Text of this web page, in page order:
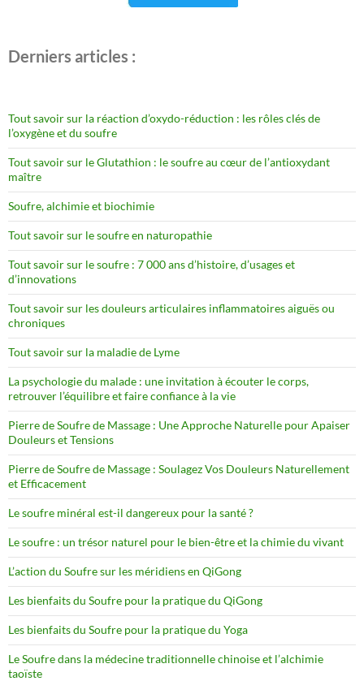
Derniers articles :
Tout savoir sur la réaction d’oxydo-réduction : les rôles clés de
l’oxygène et du soufre
Tout savoir sur le Glutathion : le soufre au cœur de l’antioxydant
maître
Soufre, alchimie et biochimie
Tout savoir sur le soufre en naturopathie
Tout savoir sur le soufre : 7 000 ans d’histoire, d’usages et
d’innovations
Tout savoir sur les douleurs articulaires inflammatoires aiguës ou
chroniques
Tout savoir sur la maladie de Lyme
La psychologie du malade : une invitation à écouter le corps,
retrouver l’équilibre et faire confiance à la vie
Pierre de Soufre de Massage : Une Approche Naturelle pour Apaiser
Douleurs et Tensions
Pierre de Soufre de Massage : Soulagez Vos Douleurs Naturellement
et Efficacement
Le soufre minéral est-il dangereux pour la santé ?
Le soufre : un trésor naturel pour le bien-être et la chimie du vivant
L’action du Soufre sur les méridiens en QiGong
Les bienfaits du Soufre pour la pratique du QiGong
Les bienfaits du Soufre pour la pratique du Yoga
Le Soufre dans la médecine traditionnelle chinoise et l’alchimie
taoïste